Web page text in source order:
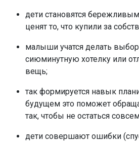
дети становятся
ценят то, что купили за
малыши учатся делать выбор
сиюминутную хотелку или
вещь;
так формируется навык
будущем это поможет
так, чтобы не остаться
дети совершают ошибки